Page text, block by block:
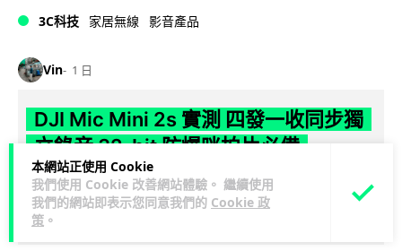
本網站正使用 Cookie
我們使用 Cookie 改善網站體驗。 繼續使用
我們的網站即表示您同意我們的 Cookie 政
策 。
3C科技 家居無線 影音產品
Vin 1 日
DJI Mic Mini 2s 實測 四發一收同步獨
立錄音 32-bit 防爆咪拍片必備
DJI 最新推出的 Mic Mini 2s 無線咪支援「四發一收」分軌錄
音，並首度下放 32-bit Float 浮點內錄功能。本文經實測其...
閱讀全文